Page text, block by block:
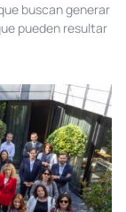
buscan generar
pueden resultar